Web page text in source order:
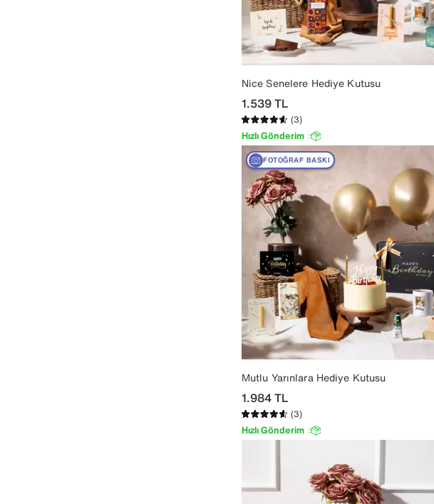
Nice Senelere Hediye Kutusu
1.539TL
(3)
Hızlı Gönderim
Mutlu Yarınlara Hediye Kutusu
1.984TL
(3)
Hızlı Gönderim
FOTOĞRAF BASKI